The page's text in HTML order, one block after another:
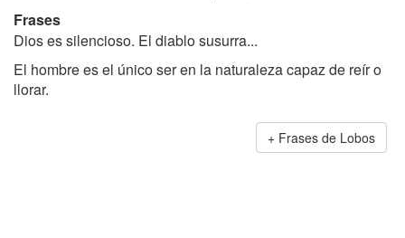
Frases
Dios es silencioso. El diablo susurra...
El hombre es el único ser en la naturaleza capaz de reír o
llorar.
Frases de Lobos